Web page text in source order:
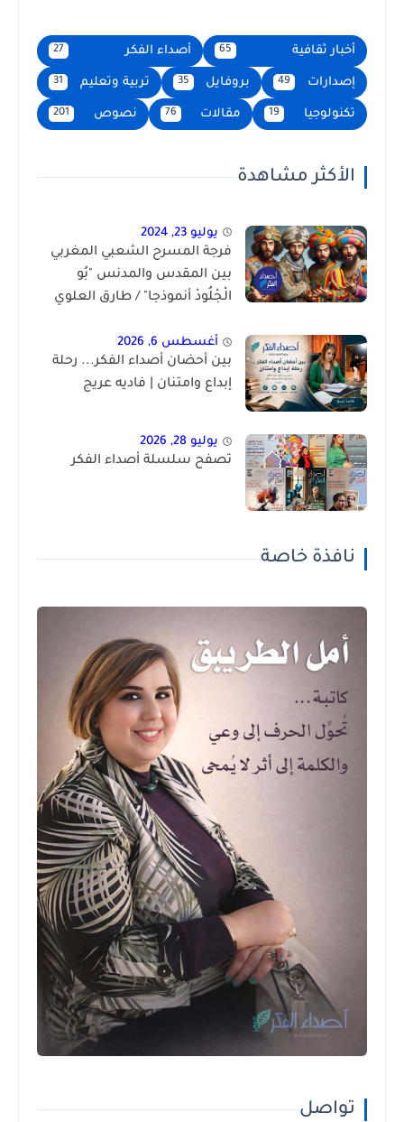
أخبار ثقافية 65 أصداء الفكر 27
إصدارات 49 بروفايل 35 تربية وتعليم 31
تكنولوجيا 19 مقالات 76 نصوص 201
الأكثر مشاهدة
يوليو 23, 2024
فرجة المسرح الشعبي المغربي
بين المقدس والمدنس "بُو
الْجْلُودْ أنموذجا" / طارق العلوي
أغسطس 6, 2026
بين أحضان أصداء الفكر... رحلة
إبداع وامتنان | فاديه عريج
يوليو 28, 2026
تصفح سلسلة أصداء الفكر
نافذة خاصة
تواصل